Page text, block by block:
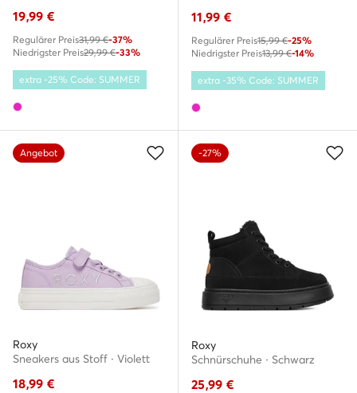
19,99 €
Regulärer Preis31,99 €-37%
Niedrigster Preis29,99 €-33%
extra -25% Code: SUMMER
11,99 €
Regulärer Preis15,99 €-25%
Niedrigster Preis13,99 €-14%
extra -35% Code: SUMMER
Angebot
Roxy
Sneakers aus Stoff · Violett
18,99 €
-27%
Roxy
Schnürschuhe · Schwarz
25,99 €